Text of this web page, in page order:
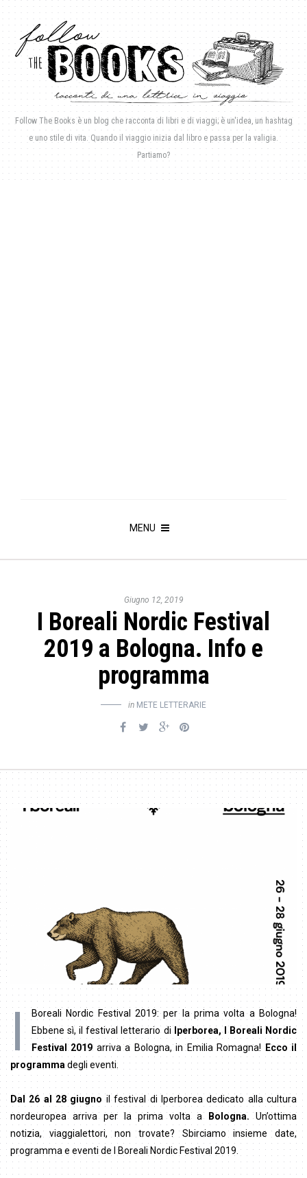
Follow The Books è un blog che racconta di libri e di viaggi; è un'idea, un hashtag
e uno stile di vita. Quando il viaggio inizia dal libro e passa per la valigia.
Partiamo?
MENU
Giugno 12, 2019
I Boreali Nordic Festival
2019 a Bologna. Info e
programma
in METE LETTERARIE
I
Boreali Nordic Festival 2019: per la prima volta a Bologna!
Ebbene sì, il festival letterario di Iperborea,
I Boreali Nordic
Festival 2019arriva a Bologna, in Emilia Romagna! Ecco il
programma degli eventi.
Dal 26 al 28 giugno il festival di Iperborea dedicato alla cultura
nordeuropea arriva per la prima volta a Bologna.Un’ottima
notizia, viaggialettori, non trovate? Sbirciamo insieme date,
programma e eventi de I Boreali Nordic Festival 2019.